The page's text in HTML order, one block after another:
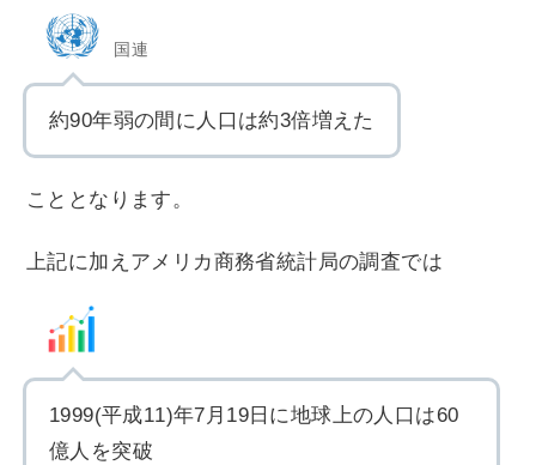
国連
約90年弱の間に人口は約3倍増えた
こととなります。
上記に加えアメリカ商務省統計局の調査では
1999(平成11)年7月19日に地球上の人口は60
億人を突破